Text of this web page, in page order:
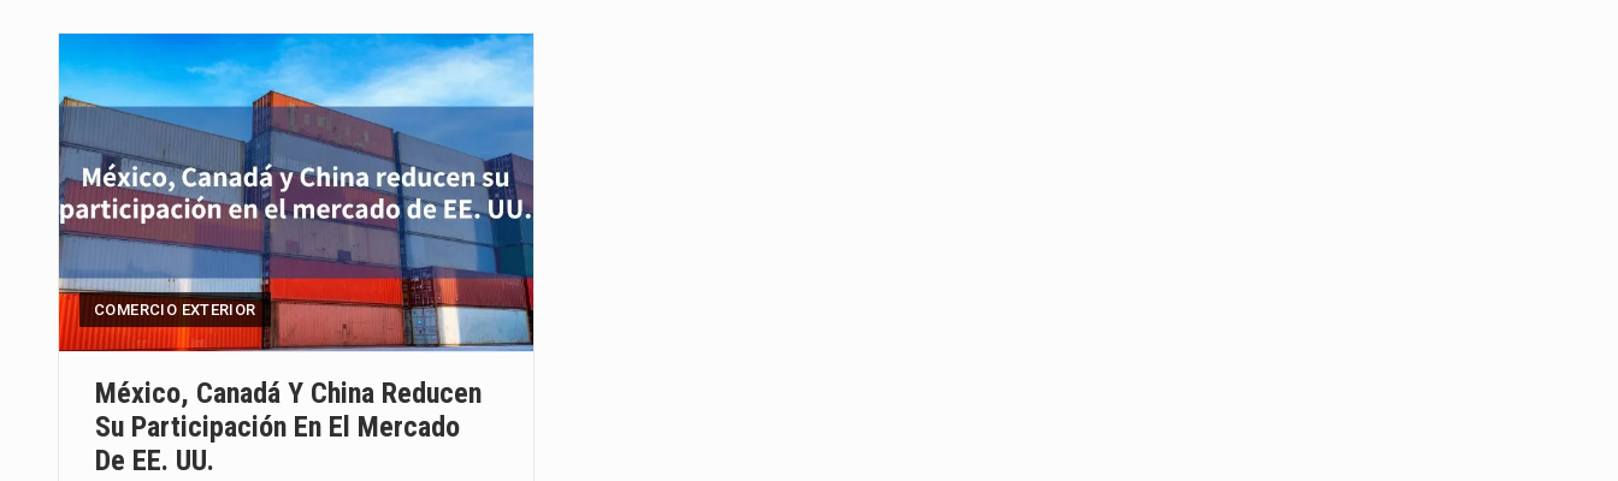
Solo el 17.8 % de las empresas en México se considera totalmente preparada para la…
Ante la suspensión temporal de las inspecciones sanitarias del Departamento de Agricultura de Estados Unidos…
Los créditos fiscales determinados a empresas IMMEX rara vez nacen de una interpretación equivocada de…
La industria automotriz mexicana concentra más de la mitad de las quejas bajo el Mecanismo…
La inversión fija bruta en México registró un aumento de 1.1% interanual en mayo de…
El gobierno de Estados Unidos anunciará un arancel del 15 % sobre los productos fabricados…
COMERCIO EXTERIOR
México, Canadá Y China Reducen
Su Participación En El Mercado
De EE. UU.